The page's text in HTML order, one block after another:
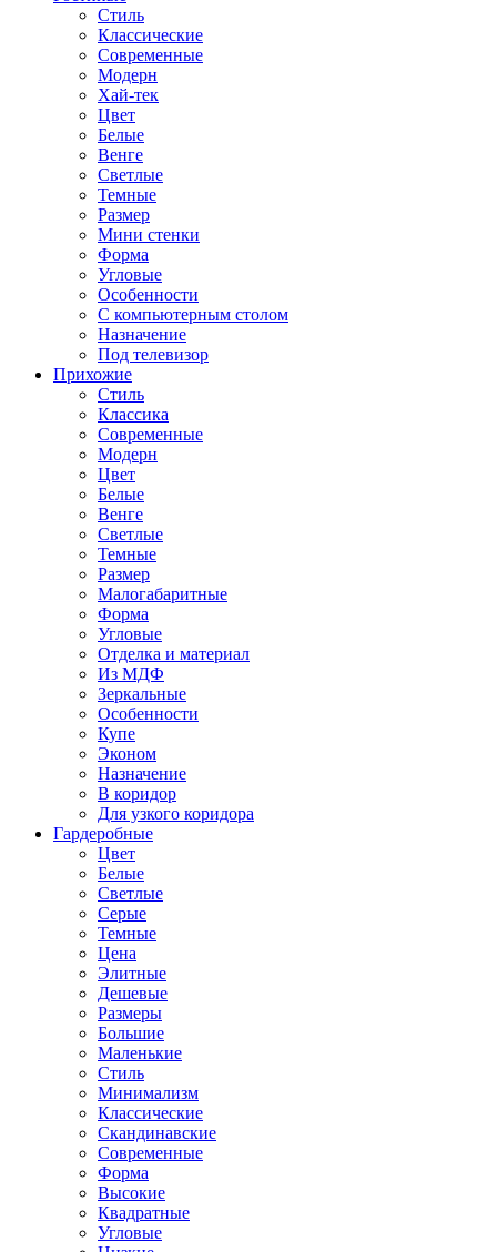
Стиль
Классические
Современные
Модерн
Хай-тек
Цвет
Белые
Венге
Светлые
Темные
Размер
Мини стенки
Форма
Угловые
Особенности
С компьютерным столом
Назначение
Под телевизор
Прихожие
Стиль
Классика
Современные
Модерн
Цвет
Белые
Венге
Светлые
Темные
Размер
Малогабаритные
Форма
Угловые
Отделка и материал
Из МДФ
Зеркальные
Особенности
Купе
Эконом
Назначение
В коридор
Для узкого коридора
Гардеробные
Цвет
Белые
Светлые
Серые
Темные
Цена
Элитные
Дешевые
Размеры
Большие
Маленькие
Стиль
Минимализм
Классические
Скандинавские
Современные
Форма
Высокие
Квадратные
Угловые